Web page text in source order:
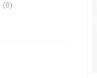
(8)